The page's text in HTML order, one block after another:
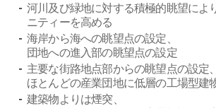
河川及び緑地に対する積極的眺望によ
ニティーを高める
海岸から海への眺望点の設定、
団地への進入部の眺望点の設定
主要な街路地点部からの眺望点の設定、
ほとんどの産業団地に低層の工場型建
建築物よりは煙突、